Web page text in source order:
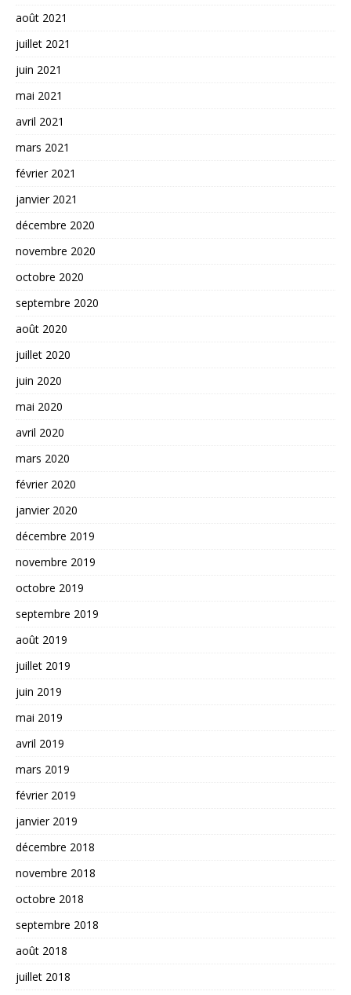
août 2021
juillet 2021
juin 2021
mai 2021
avril 2021
mars 2021
février 2021
janvier 2021
décembre 2020
novembre 2020
octobre 2020
septembre 2020
août 2020
juillet 2020
juin 2020
mai 2020
avril 2020
mars 2020
février 2020
janvier 2020
décembre 2019
novembre 2019
octobre 2019
septembre 2019
août 2019
juillet 2019
juin 2019
mai 2019
avril 2019
mars 2019
février 2019
janvier 2019
décembre 2018
novembre 2018
octobre 2018
septembre 2018
août 2018
juillet 2018